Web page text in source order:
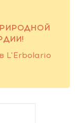
L'Erbolario